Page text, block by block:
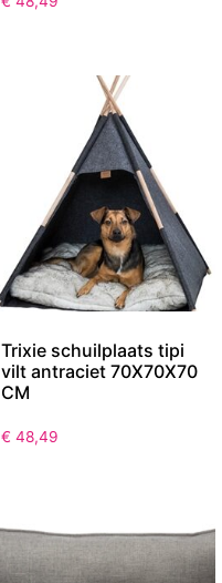
Trixie schuilplaats tipi
vilt antraciet 70X70X70
CM
€ 48,49